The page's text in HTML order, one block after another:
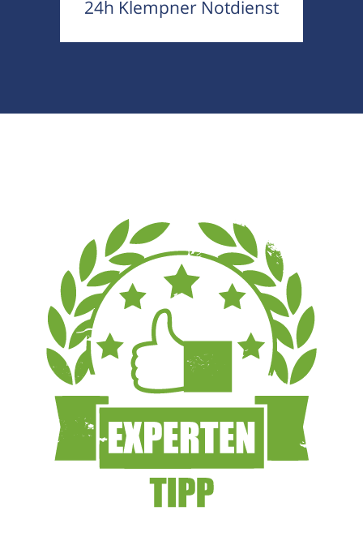
24h Klempner Notdienst